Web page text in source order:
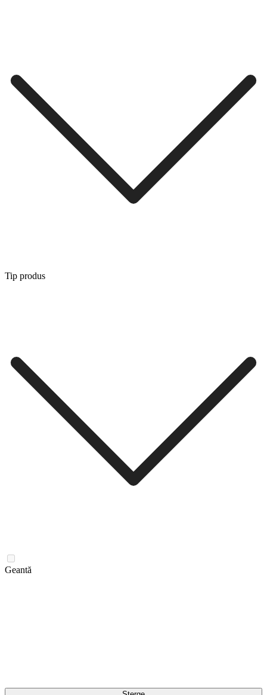
Tip produs
Geantă